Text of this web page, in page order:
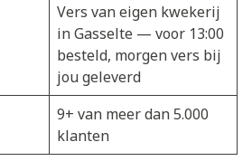
Vers van eigen kwekerij
in Gasselte — voor 13:00
besteld, morgen vers bij
jou geleverd
9+ van meer dan 5.000
klanten